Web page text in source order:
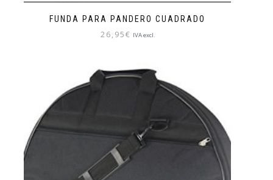
FUNDA PARA PANDERO CUADRADO
26,95€ IVA excl.